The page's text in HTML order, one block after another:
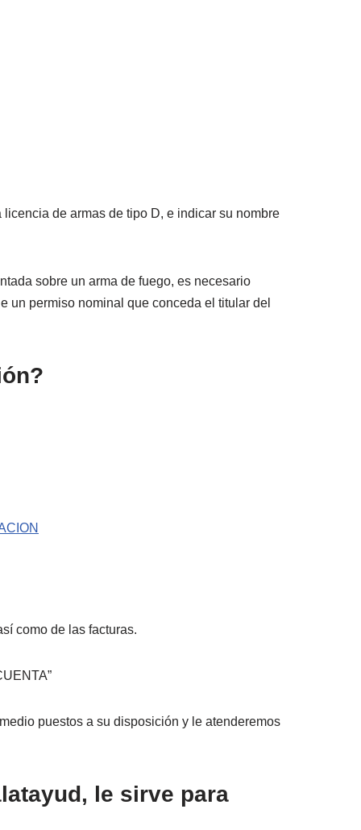
de armas de tipo D, e indicar su nombre
sobre un arma de fuego, es necesario
un permiso nominal que conceda el titular del
como de las facturas.
puestos a su disposición y le atenderemos
le sirve para